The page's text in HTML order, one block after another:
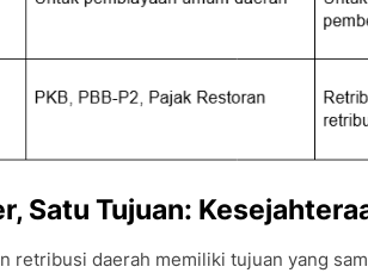
Satu Tujuan:
retribusi daerah memiliki tujuan yang